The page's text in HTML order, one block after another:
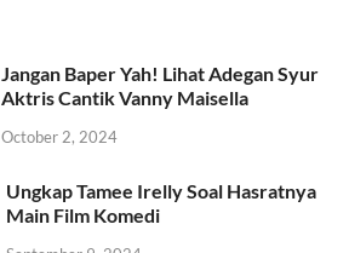
Jangan Baper Yah! Lihat Adegan Syur
Aktris Cantik Vanny Maisella
October 2, 2024
Ungkap Tamee Irelly Soal Hasratnya
Main Film Komedi